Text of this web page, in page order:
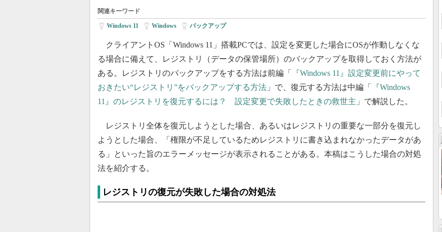
関連キーワード
Windows 11 Windows バックアップ
クライアントOS「Windows 11」搭載PCでは、設定を変更した場合にOSが作動しなくな
る場合に備えて、レジストリ（データの保管場所）のバックアップを取得しておく方法が
ある。レジストリのバックアップをする方法は前編「
『Windows 11』設定変更前にやって
おきたい“レジストリ”をバックアップする方法 」で、復元する方法は中編「
『Windows
11』のレジストリを復元するには？ 設定変更で失敗したときの救世主 」で解説した。
レジストリ全体を復元しようとした場合、あるいはレジストリの重要な一部分を復元し
ようとした場合、「権限が不足しているためレジストリに書き込まれなかったデータがあ
る」といった旨のエラーメッセージが表示されることがある。本稿はこうした場合の対処
法を紹介する。
レジストリの復元が失敗した場合の対処法